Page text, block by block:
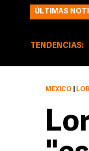
ÚLTIMAS
TENDENCIAS:
MÉXICO